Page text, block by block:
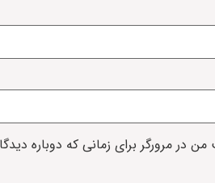
من در مرورگر برای زمانی که دوباره